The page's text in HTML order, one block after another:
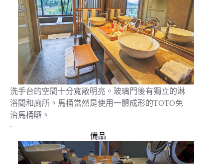
洗手台的空間十分寬敞明亮。玻璃門後有獨立的淋
浴間和廁所。馬桶當然是使用一體成形的TOTO免
治馬桶囉。
.
備品